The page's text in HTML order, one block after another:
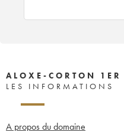
ALOXE-CORTON
LES INFORMATIONS
A propos du domaine